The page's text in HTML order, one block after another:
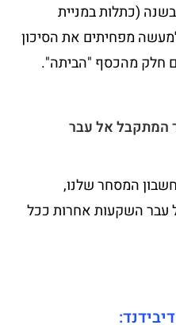
חזרה לכיס דיבידנד של 2-5% בשנה (כתלות במניית
מפחיתים את הסיכון
חלק מהכסף "הביתה".
המתקבל אל עבר
המסחר שלנו,
עבר השקעות אחרות ככל